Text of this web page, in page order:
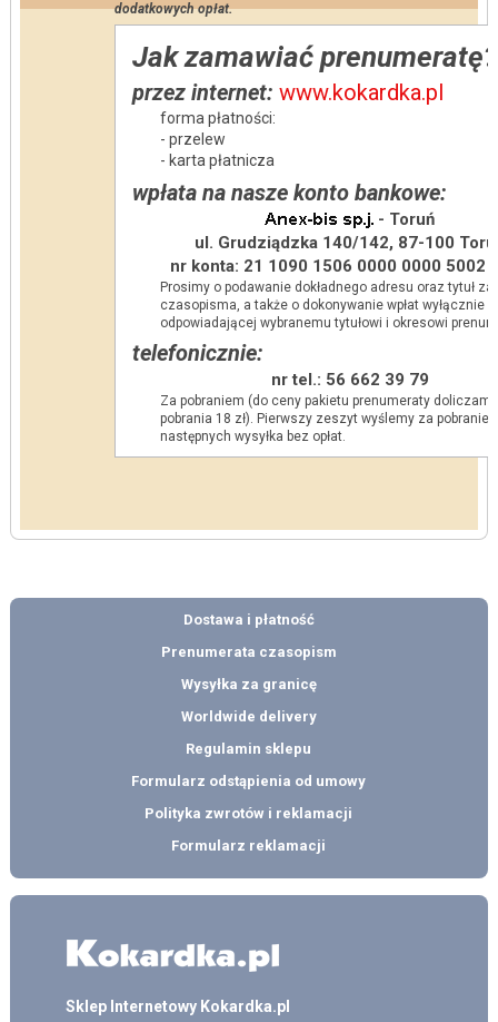
dodatkowych opłat.
Jak zamawiać prenumeratę?
przez internet: www.kokardka.pl
forma płatności:
- przelew
- karta płatnicza
wpłata na nasze konto bankowe:
- Toruń
ul. Grudziądzka 140/142, 87-100
nr konta: 21 1090 1506 0000 0000 5002
Prosimy o podawanie dokładnego adresu oraz tytuł
czasopisma, a także o dokonywanie wpłat wyłącznie
odpowiadającej wybranemu tytułowi i okresowi
telefonicznie:
nr tel.: 56 662 39 79
Za pobraniem (do ceny pakietu prenumeraty
pobrania 18 zł). Pierwszy zeszyt wyślemy za
następnych wysyłka bez opłat.
Dostawa i płatność
Prenumerata czasopism
Wysyłka za granicę
Worldwide delivery
Regulamin sklepu
Formularz odstąpienia od umowy
Polityka zwrotów i reklamacji
Formularz reklamacji
Sklep Internetowy Kokardka.pl